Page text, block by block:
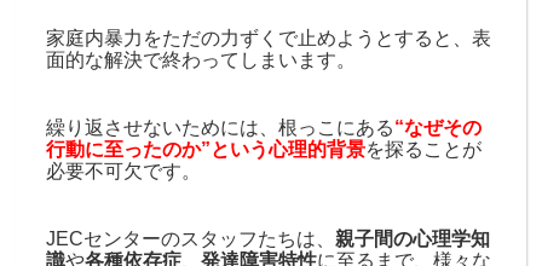
家庭内暴力をただの力ずくで止めようとすると、表
面的な解決で終わってしまいます。
繰り返させないためには、根っこにある“なぜその
行動に至ったのか”という心理的背景を探ることが
必要不可欠です。
JECセンターのスタッフたちは、親子間の心理学知
識や各種依存症 、発達障害特性に至るまで、様々な